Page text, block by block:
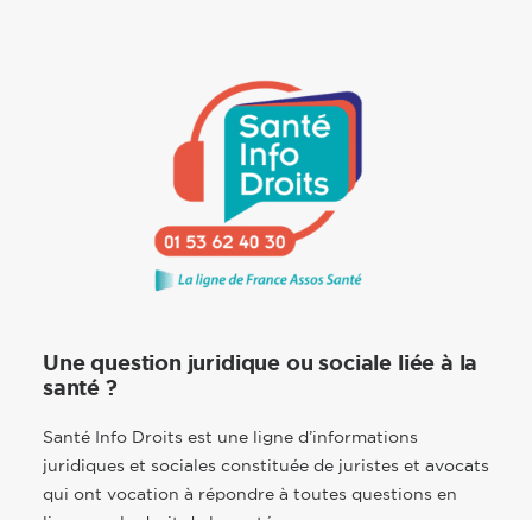
Une question juridique ou sociale liée à la
santé ?
Santé Info Droits est une ligne d’informations
juridiques et sociales constituée de juristes et avocats
qui ont vocation à répondre à toutes questions en